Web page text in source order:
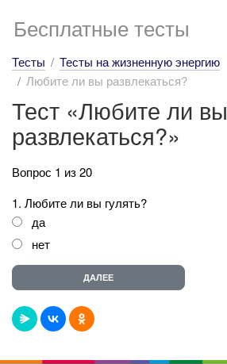
Бесплатные тесты
Тесты
Тесты на жизненную энергию
Любите ли вы развлекаться?
Тест «Любите ли вы
развлекаться?»
Вопрос 1 из 20
1. Любите ли вы гулять?
да
нет